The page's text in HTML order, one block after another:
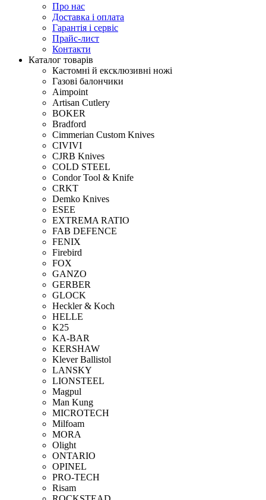
Про нас
Доставка і оплата
Гарантія і сервіс
Прайс-лист
Контакти
Каталог товарів
Кастомні й ексклюзивні ножі
Газові балончики
Aimpoint
Artisan Cutlery
BOKER
Bradford
Cimmerian Custom Knives
CIVIVI
CJRB Knives
COLD STEEL
Condor Tool & Knife
CRKT
Demko Knives
ESEE
EXTREMA RATIO
FAB DEFENCE
FENIX
Firebird
FOX
GANZO
GERBER
GLOCK
Heckler & Koch
HELLE
K25
KA-BAR
KERSHAW
Klever Ballistol
LANSKY
LIONSTEEL
Magpul
Man Kung
MICROTECH
Milfoam
MORA
Olight
ONTARIO
OPINEL
PRO-TECH
Risam